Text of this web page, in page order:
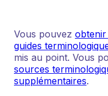
Vous pouvez
guides
mis au point. Vous
sources
supplémentaires.